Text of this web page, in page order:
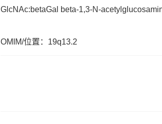
GlcNAc:betaGal beta-1,3-N-
OMIM/位置：19q13.2